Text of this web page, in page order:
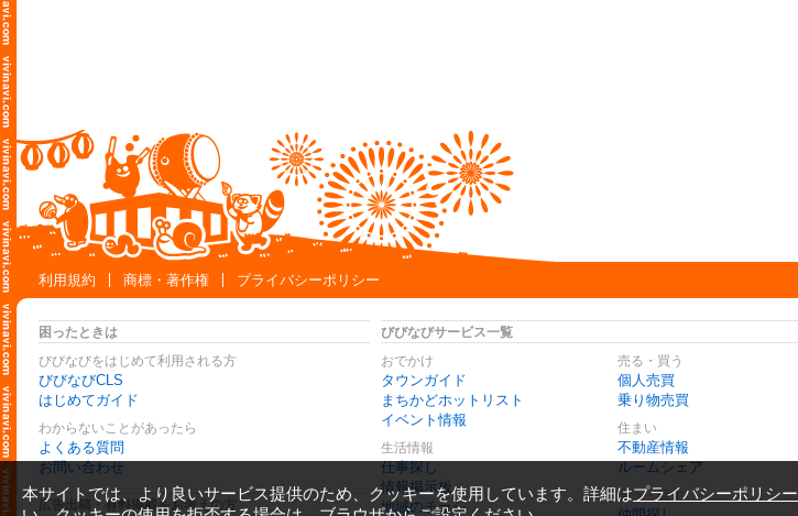
利用規約
商標・著作権 プライバシーポリシー
困ったときは
びびなびをはじめて利用される方
びびなびCLS
はじめてガイド
わからないことがあったら
よくある質問
お問い合わせ
広告出稿・有料掲載をお考えの方
びびなびサービス一覧
おでかけ
タウンガイド
まちかどホットリスト
イベント情報
生活情報
仕事探し
情報掲示板
地域のチラシ
売る・買う
個人売買
乗り物売買
住まい
不動産情報
ルームシェア
会う・話す
本サイトでは、より良いサービス提供のため、クッキーを使用しています。詳細はプライバシーポリシー